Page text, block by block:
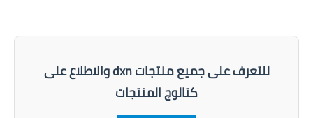
للتعرف على جميع منتجات dxn والاطلاع على
كتالوج المنتجات